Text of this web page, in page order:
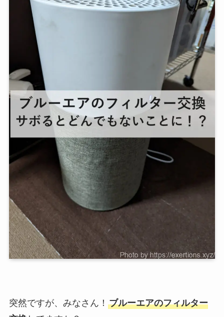
突然ですが、みなさん！ ブルーエアのフィルター